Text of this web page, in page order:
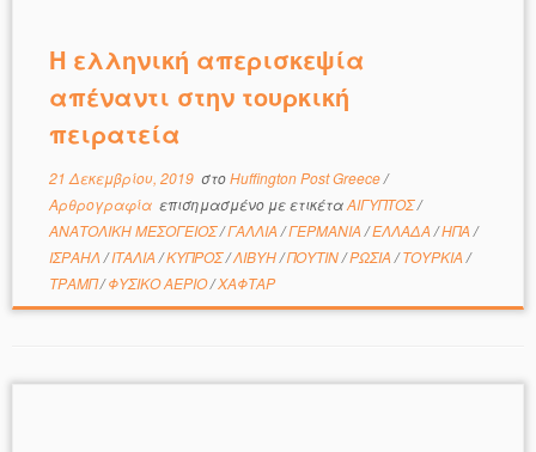
H ελληνική απερισκεψία
απέναντι στην τουρκική
πειρατεία
21 Δεκεμβρίου, 2019στοHuffington Post Greece/
Αρθρογραφία επισημασμένο με ετικέταΑΙΓΥΠΤΟΣ/
ΑΝΑΤΟΛΙΚΗ ΜΕΣΟΓΕΙΟΣ/ΓΑΛΛΙΑ /ΓΕΡΜΑΝΙΑ /ΕΛΛΑΔΑ /ΗΠΑ /
ΙΣΡΑΗΛ /ΙΤΑΛΙΑ /ΚΥΠΡΟΣ/ΛΙΒΥΗ/ΠΟΥΤΙΝ/ΡΩΣΙΑ /ΤΟΥΡΚΙΑ /
ΤΡΑΜΠ/ΦΥΣΙΚΟ ΑΕΡΙΟ/ΧΑΦΤΑΡ